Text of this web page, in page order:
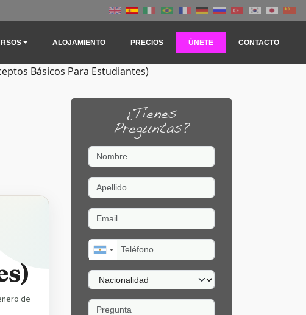
ALOJAMIENTO PRECIOS ÚNETE CONTACTO
Básicos Para Estudiantes)
de
¿Tienes
Preguntas?
Nombre
Apellido
Email
Teléfono
Nacionalidad
Pregunta